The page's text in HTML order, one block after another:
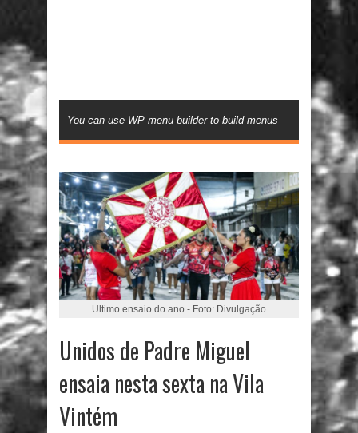
You can use WP menu builder to build menus
Ultimo ensaio do ano - Foto: Divulgação
Unidos de Padre Miguel
ensaia nesta sexta na Vila
Vintém